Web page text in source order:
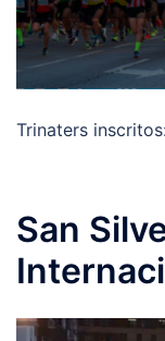
Trinaters
San